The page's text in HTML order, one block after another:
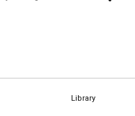
Library